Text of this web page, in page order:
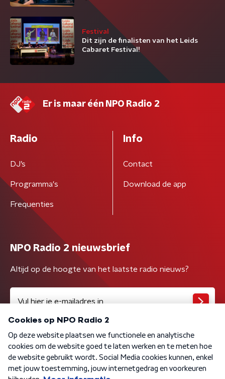
Festival
Dit zijn de finalisten van het Leids
Cabaret Festival!
Er is maar één NPO Radio 2
Radio
DJ’s
Programma's
Frequenties
Info
Contact
Download de app
NPO Radio 2 nieuwsbrief
Altijd op de hoogte van het laatste radio nieuws?
Algemene voorwaarden